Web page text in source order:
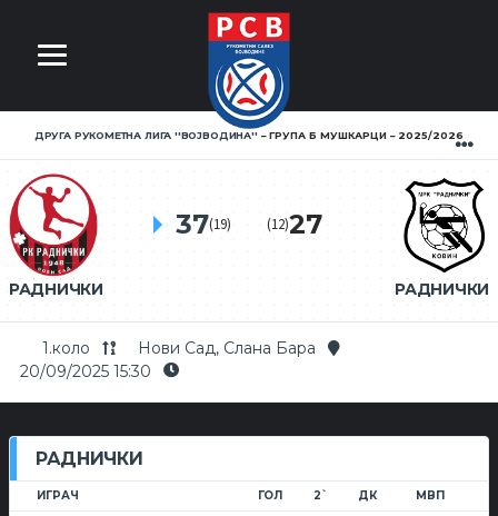
ДРУГА РУКОМЕТНА ЛИГА ''ВОЈВОДИНА'' ГРУПА Б МУШКАРЦИ 2025/2026
РАДНИЧКИ
37(19)
РАДНИЧКИ
(12)27
1.коло
Нови Сад, Слана Бара
20/09/2025 15:30
РАДНИЧКИ
ИГРАЧ ГОЛ 2` ДК МВП